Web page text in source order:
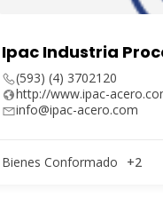
Ipac Industria
(593) (4) 3702120
http://www.ipac-
info@ipac-acero.com
Bienes Conformado +2